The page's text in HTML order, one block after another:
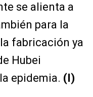
se alienta a
para la
fabricación ya
Hubei
epidemia. (I)